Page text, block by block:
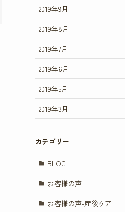
2019年9月
2019年8月
2019年7月
2019年6月
2019年5月
2019年3月
カテゴリー
BLOG
お客様の声
お客様の声-産後ケア